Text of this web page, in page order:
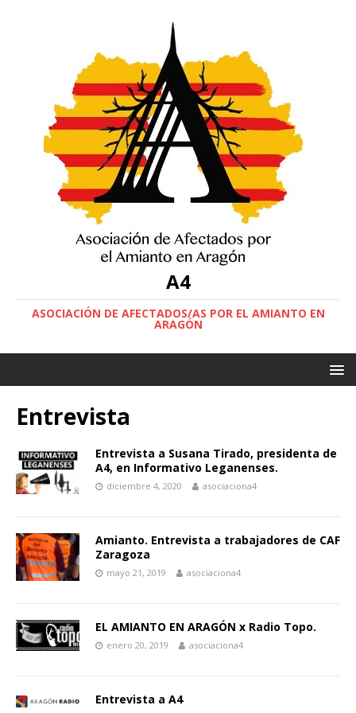
A4
ASOCIACIÓN DE AFECTADOS/AS POR EL AMIANTO EN
ARAGÓN
Entrevista
Entrevista a Susana Tirado, presidenta de
A4, en Informativo Leganenses.
diciembre 4, 2020 asociaciona4
Amianto. Entrevista a trabajadores de CAF
Zaragoza
mayo 21, 2019 asociaciona4
EL AMIANTO EN ARAGÓN x Radio Topo.
enero 20, 2019 asociaciona4
Entrevista a A4